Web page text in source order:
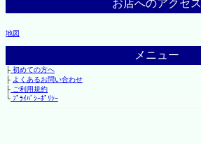
お店へのアクセス
地図
メニュー
├初めての方へ
├ よくあるお問い合わせ
├ご利用規約
└ﾌﾟﾗｲﾊﾞｼｰﾎﾟﾘｼｰ